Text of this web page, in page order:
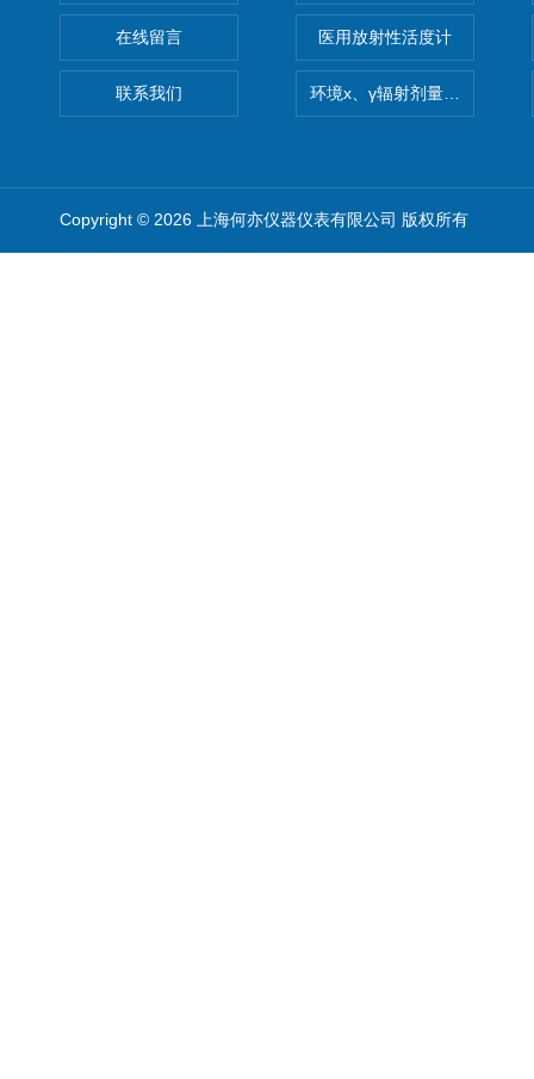
在线留言
联系我们
医用放射性活度计
环境x、γ辐射剂量率仪
Copyright © 2026 上海何亦仪器仪表有限公司 版权所有